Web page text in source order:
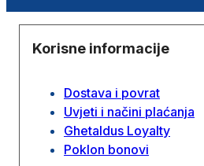
Korisne informacije
Dostava i povrat
Uvjeti i načini plaćanja
Ghetaldus Loyalty
Poklon bonovi